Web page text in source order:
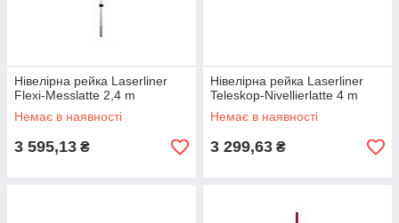
Нівелірна рейка Laserliner
Flexi-Messlatte 2,4 m
Немає в наявності
3 595,13 ₴
Нівелірна рейка Laserliner
Teleskop-Nivellierlatte 4 m
Немає в наявності
3 299,63 ₴